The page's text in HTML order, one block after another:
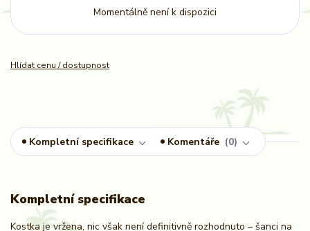
Momentálně není k dispozici
Hlídat cenu / dostupnost
Kompletní specifikace Komentáře 0
Kompletní specifikace
Kostka je vržena, nic však není definitivně rozhodnuto – šanci na